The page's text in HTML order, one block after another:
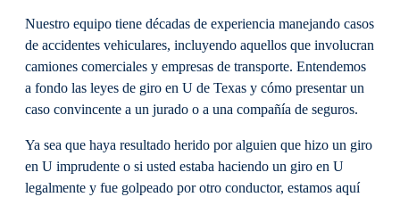
Nuestro equipo tiene décadas de experiencia manejando casos
de accidentes vehiculares, incluyendo aquellos que involucran
camiones comerciales y empresas de transporte. Entendemos
a fondo las leyes de giro en U de Texas y cómo presentar un
caso convincente a un jurado o a una compañía de seguros.
Ya sea que haya resultado herido por alguien que hizo un giro
en U imprudente o si usted estaba haciendo un giro en U
legalmente y fue golpeado por otro conductor, estamos aquí